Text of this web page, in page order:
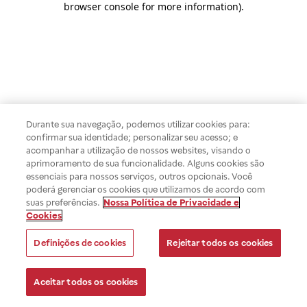
browser console for more information).
Durante sua navegação, podemos utilizar cookies para:
confirmar sua identidade; personalizar seu acesso; e
acompanhar a utilização de nossos websites, visando o
aprimoramento de sua funcionalidade. Alguns cookies são
essenciais para nossos serviços, outros opcionais. Você
poderá gerenciar os cookies que utilizamos de acordo com
suas preferências. Nossa Política de Privacidade e
Cookies
Definições de cookies Rejeitar todos os cookies
Aceitar todos os cookies